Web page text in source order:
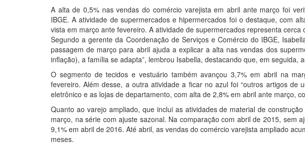
A alta de 0,5% nas vendas do comércio varejista em abril ante março foi
IBGE. A atividade de supermercados e hipermercados foi o destaque, com
vista em março ante fevereiro. A atividade de supermercados representa cerca
Segundo a gerente da Coordenação de Serviços e Comércio do IBGE,
passagem de março para abril ajuda a explicar a alta nas vendas dos
inflação), a família se adapta”, lembrou Isabella, destacando que, em seguida,
O segmento de tecidos e vestuário também avançou 3,7% em abril na
fevereiro. Além desse, a outra atividade a ficar no azul foi “outros artigos de
eletrônico e as lojas de departamento, com alta de 2,8% em abril ante março,
Quanto ao varejo ampliado, que inclui as atividades de material de
março, na série com ajuste sazonal. Na comparação com abril de 2015, sem
9,1% em abril de 2016. Até abril, as vendas do comércio varejista ampliado
meses.